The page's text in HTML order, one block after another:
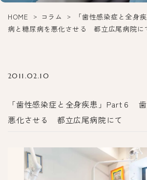
HOME コラム
「歯性感染症と全
病と糖尿病を悪化させる 都立広尾病院
2011.02.10
「歯性感染症と全身疾患」Part６
悪化させる 都立広尾病院にて